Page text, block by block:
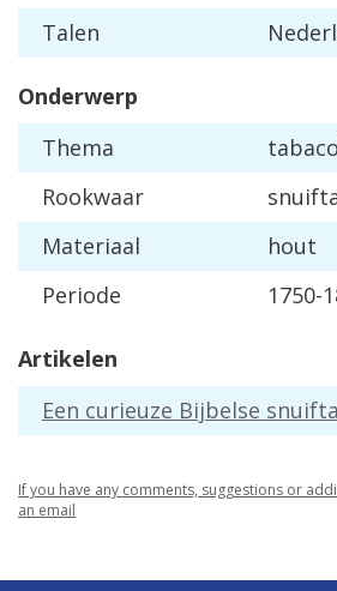
Talen
Onderwerp
Thema
Rookwaar
Materiaal
hout
Periode
1750-
Artikelen
Een curieuze Bijbelse
If you have any comments, suggestions or
an email